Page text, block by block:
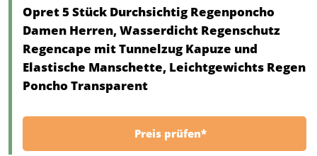
Opret 5 Stück Durchsichtig Regenponcho
Damen Herren, Wasserdicht Regenschutz
Regencape mit Tunnelzug Kapuze und
Elastische Manschette, Leichtgewichts Regen
Poncho Transparent
Preis prüfen*